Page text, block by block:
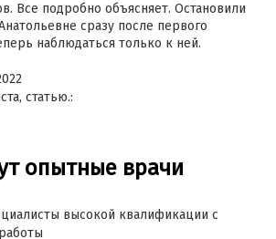
Все подробно объясняет. Остановили
сразу после первого
наблюдаться только к ней.
статью.:
опытные врачи
высокой квалификации с